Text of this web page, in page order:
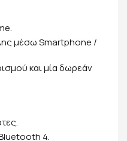
μέσω Smartphone /
και μία δωρεάν
4.